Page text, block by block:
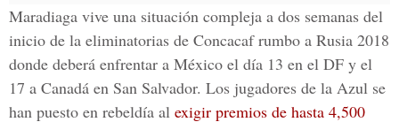
Maradiaga vive una situación compleja a dos semanas del
inicio de la eliminatorias de Concacaf rumbo a Rusia 2018
donde deberá enfrentar a México el día 13 en el DF y el
17 a Canadá en San Salvador. Los jugadores de la Azul se
han puesto en rebeldía al exigir premios de hasta 4,500